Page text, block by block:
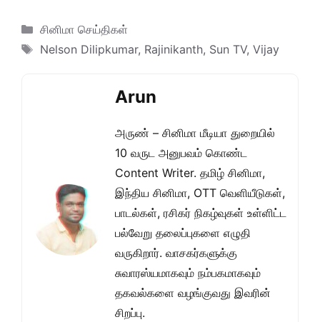
Categories
சினிமா செய்திகள்
Tags
Nelson Dilipkumar, Rajinikanth, Sun TV, Vijay
Arun
அருண் – சினிமா மீடியா துறையில்
10 வருட அனுபவம் கொண்ட
Content Writer. தமிழ் சினிமா,
இந்திய சினிமா, OTT வெளியீடுகள்,
பாடல்கள், ரசிகர் நிகழ்வுகள் உள்ளிட்ட
பல்வேறு தலைப்புகளை எழுதி
வருகிறார். வாசகர்களுக்கு
சுவாரஸ்யமாகவும் நம்பகமாகவும்
தகவல்களை வழங்குவது இவரின்
சிறப்பு.